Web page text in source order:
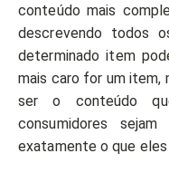
conteúdo mais
descrevendo todos
determinado item
mais caro for um
ser o conteúdo
consumidores
exatamente o que eles